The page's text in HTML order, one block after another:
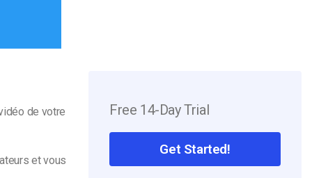
de votre
et vous
Free 14-Day Trial
Get Started!